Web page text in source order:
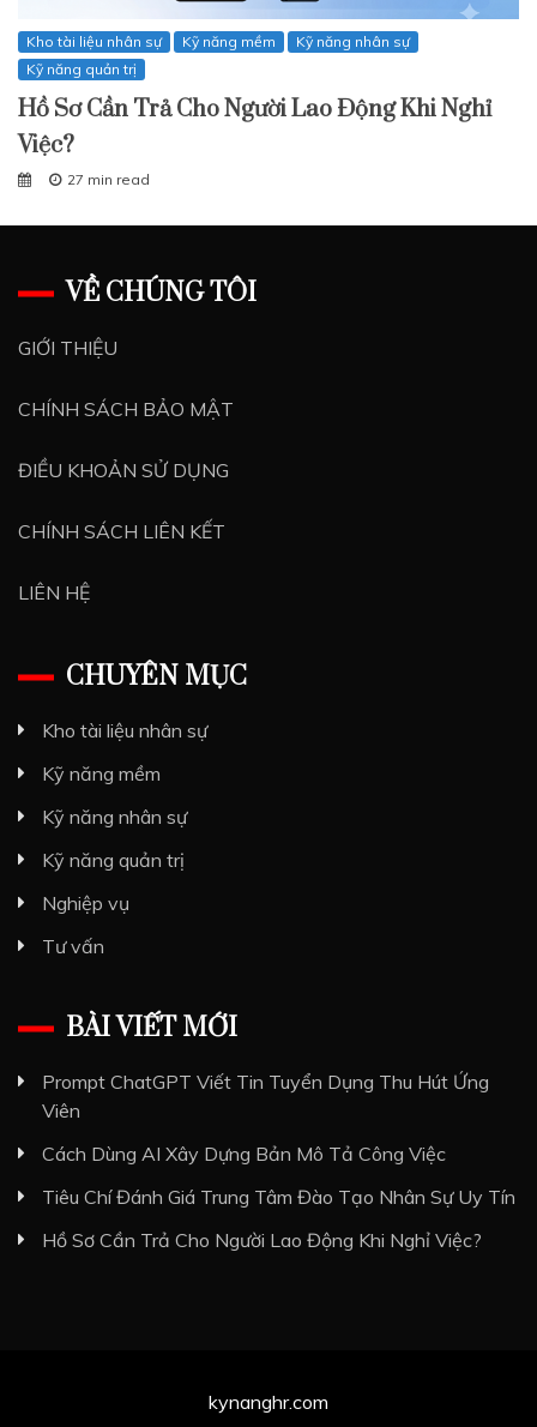
Kho tài liệu nhân sự Kỹ năng mềm
Kỹ năng nhân sự
Kỹ năng quản trị
Hồ Sơ Cần Trả Cho Người Lao Động Khi Nghỉ
Việc?
27 min read
VỀ CHÚNG TÔI
GIỚI THIỆU
CHÍNH SÁCH BẢO MẬT
ĐIỀU KHOẢN SỬ DỤNG
CHÍNH SÁCH LIÊN KẾT
LIÊN HỆ
CHUYÊN MỤC
Kho tài liệu nhân sự
Kỹ năng mềm
Kỹ năng nhân sự
Kỹ năng quản trị
Nghiệp vụ
Tư vấn
BÀI VIẾT MỚI
Prompt ChatGPT Viết Tin Tuyển Dụng Thu Hút Ứng
Viên
Cách Dùng AI Xây Dựng Bản Mô Tả Công Việc
Tiêu Chí Đánh Giá Trung Tâm Đào Tạo Nhân Sự Uy Tín
Hồ Sơ Cần Trả Cho Người Lao Động Khi Nghỉ Việc?
kynanghr.com